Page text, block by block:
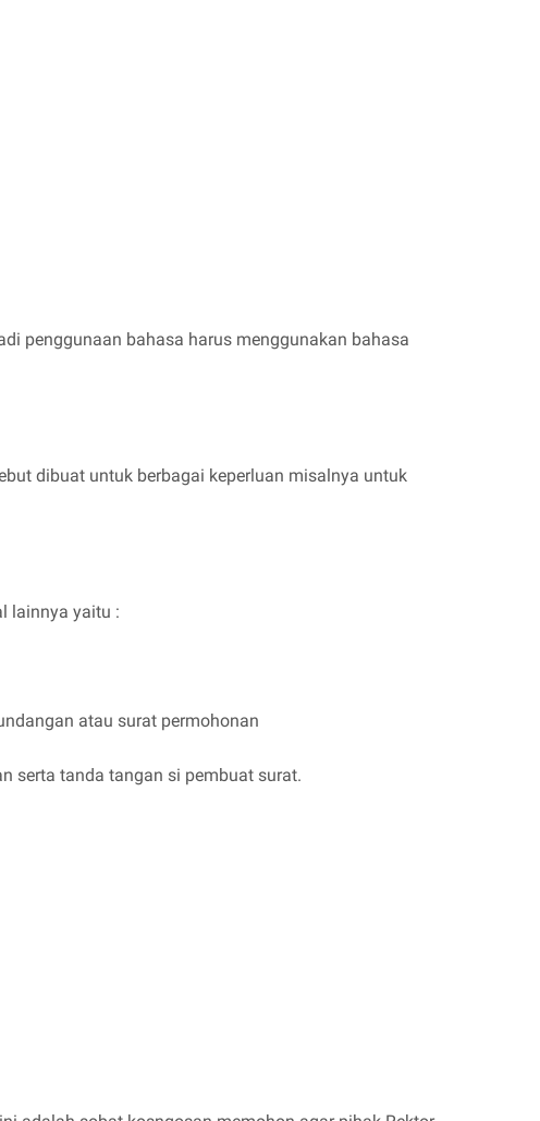
penggunaan bahasa harus menggunakan bahasa
dibuat untuk berbagai keperluan misalnya untuk
lainnya yaitu :
atau surat permohonan
serta tanda tangan si pembuat surat.